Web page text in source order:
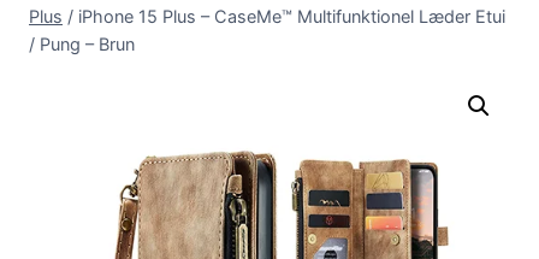
Plus / iPhone 15 Plus – CaseMe™ Multifunktionel Læder Etui
/ Pung – Brun